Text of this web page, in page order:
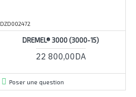
DZD002472
DREMEL® 3000 (3000-15)
22 800,00DA
Poser une question